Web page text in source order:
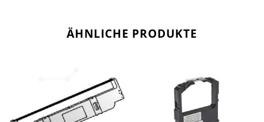
ÄHNLICHE PRODUKTE